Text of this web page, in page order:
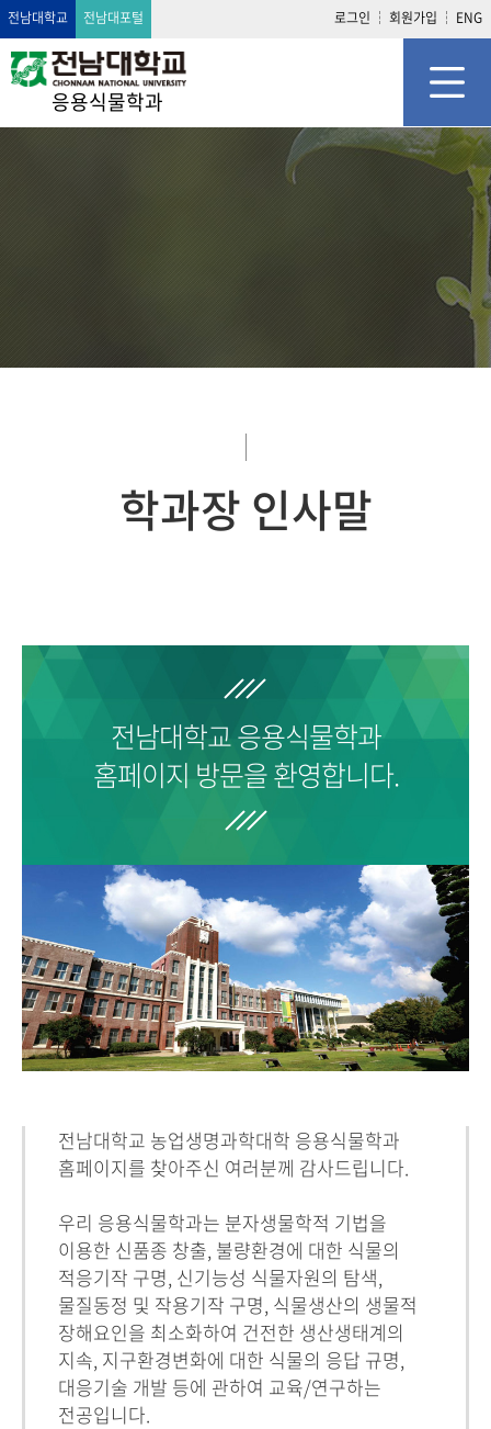
전남대학교 전남대포털 로그인 회원가입 ENG
응용식물학과
학과장 인사말
전남대학교응용식물학과
홈페이지 방문을 환영합니다.
전남대학교 농업생명과학대학 응용식물학과
홈페이지를 찾아주신 여러분께 감사드립니다.
우리 응용식물학과는 분자생물학적 기법을
이용한 신품종 창출, 불량환경에 대한 식물의
적응기작 구명, 신기능성 식물자원의 탐색,
물질동정 및 작용기작 구명, 식물생산의 생물적
장해요인을 최소화하여 건전한 생산생태계의
지속, 지구환경변화에 대한 식물의 응답 규명,
대응기술 개발 등에 관하여 교육/연구하는
전공입니다.